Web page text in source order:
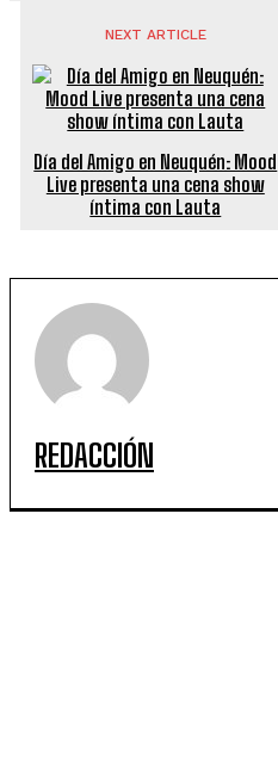
NEXT ARTICLE
Día del Amigo en Neuquén: Mood
Live presenta una cena show
íntima con Lauta
REDACCIÓN